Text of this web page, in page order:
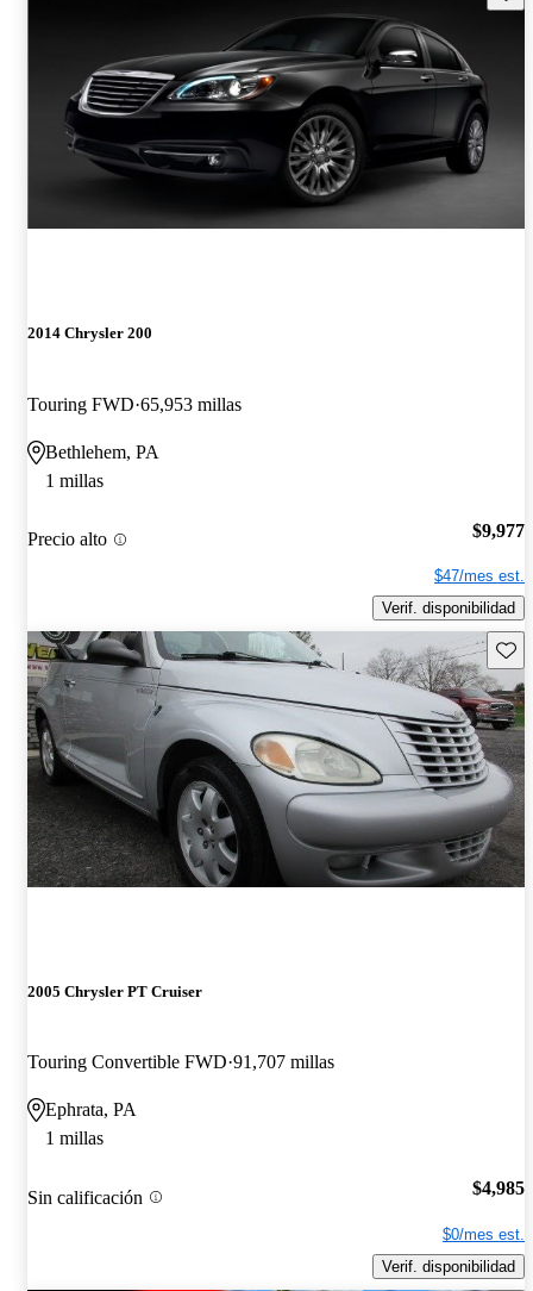
2014 Chrysler 200
Touring FWD 65,953 millas
Bethlehem, PA
1 millas
Precio alto $9,977
$47/mes est.
Verif. disponibilidad
2005 Chrysler PT Cruiser
Touring Convertible FWD 91,707 millas
Ephrata, PA
1 millas
Sin calificación $4,985
$0/mes est.
Verif. disponibilidad